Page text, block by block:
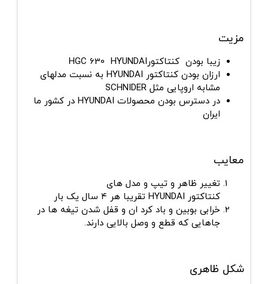
مزیت
زیبا بودن کنتاکتور HGC 630 HYUNDAI
ارزان بودن کنتاکتور HYUNDAI به نسبت مدلهای
مشابه اروپایی مثل SCHNIDER
در دسترس بودن محصولات HYUNDAI در کشور ما
ایران
معایب
تغییر ظاهر و تیپ و مدل های
کنتاکتور HYUNDAI تقریبا هر ۴ سال یک بار
خرابی بوبین و باد کرد ان و قفل شدن تیغه ها در
جاهایی که قطع و وصل بالایی دارند.
شکل ظاهری